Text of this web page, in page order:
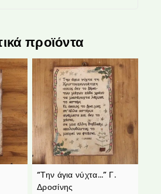
προϊόντα
“Την άγια νύχτα…” Γ.
Δροσίνης